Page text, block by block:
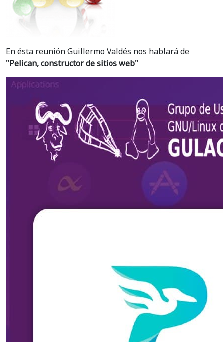
En ésta reunión Guillermo Valdés nos hablará de
"Pelican, constructor de sitios web"